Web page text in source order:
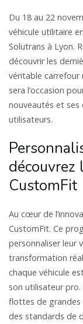
Du 18 au 22
véhicule utilitaire
Solutrans à Lyon.
découvrir les
véritable carrefour
sera l’occasion
nouveautés et
utilisateurs.
découvrez
CustomFit
Au cœur de
CustomFit. Ce
personnaliser leur
transformation
chaque véhicule
son utilisateur
flottes de grandes
des standards de